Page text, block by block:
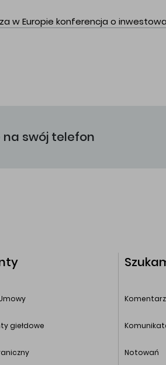
w Europie konferencja o
na swój telefon
giełdowe
Notowań